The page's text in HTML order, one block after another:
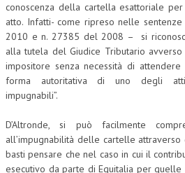
COSTITUZIONALE
CIVILE
TRIBUTARIA
NEWS
ARCHIVIO EVENTI (FINO AL 2022)
conoscenza della cartella esattoriale
atto. Infatti- come ripreso nelle
2010 e n. 27385 del 2008 – si
alla tutela del Giudice Tributario
impositore senza necessità di
forma autoritativa di uno degli atti
impugnabili”.
D’Altronde, si può facilmente
all’impugnabilità delle cartelle
basti pensare che nel caso in cui il
esecutivo da parte di Equitalia per